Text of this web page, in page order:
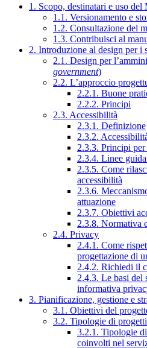
1. Scopo, destinatari e uso
1.1. Versionamento e
1.2. Consultazione del
1.3. Contribuisci al
2. Introduzione al design per
2.1. Design per
government)
2.2. L’approccio
2.2.1. Buone
2.2.2. Principi
2.3. Accessibilità
2.3.1. Definizione
2.3.2.
2.3.3. Principi per
2.3.4. Linee
2.3.5. Come
accessibilità
2.3.6.
attuazione
2.3.7. Obiettivi
2.3.8. Normativa
2.4. Privacy
2.4.1. Come
progettazione di
2.4.2. Richiedi il
2.4.3. Le basi del
informativa
3. Pianificazione, gestione e
3.1. Obiettivi del
3.2. Tipologie di progetti
3.2.1. Tipologie
coinvolti nel